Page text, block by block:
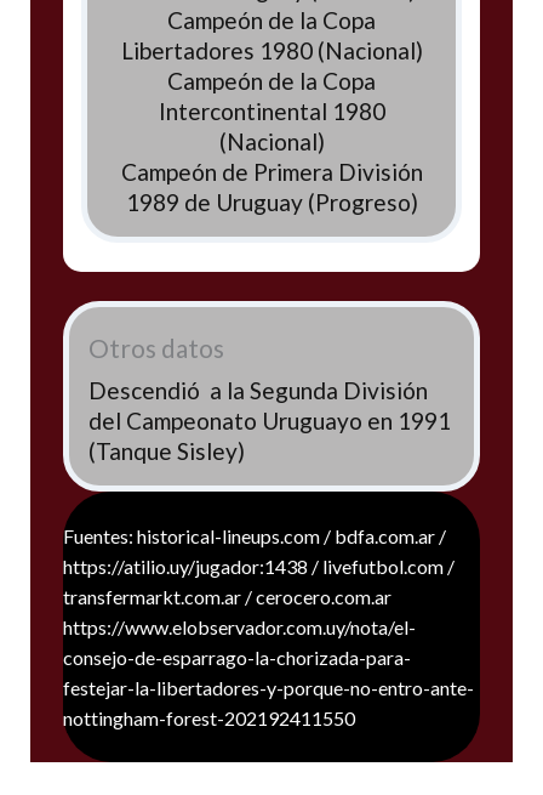
Campeón de la Copa
Libertadores 1980 (Nacional)
Campeón de la Copa
Intercontinental 1980
(Nacional)
Campeón de Primera División
1989 de Uruguay (Progreso)
Otros datos
Descendió a la Segunda División
del Campeonato Uruguayo en 1991
(Tanque Sisley)
Fuentes: historical-lineups.com / bdfa.com.ar /
https://atilio.uy/jugador:1438 / livefutbol.com /
transfermarkt.com.ar / cerocero.com.ar
https://www.elobservador.com.uy/nota/el-
consejo-de-esparrago-la-chorizada-para-
festejar-la-libertadores-y-porque-no-entro-ante-
nottingham-forest-202192411550